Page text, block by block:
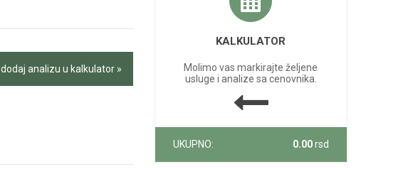
dodaj analizu u kalkulator »
KALKULATOR
Molimo vas markirajte željene
usluge i analize sa cenovnika.
UKUPNO: 0.00rsd